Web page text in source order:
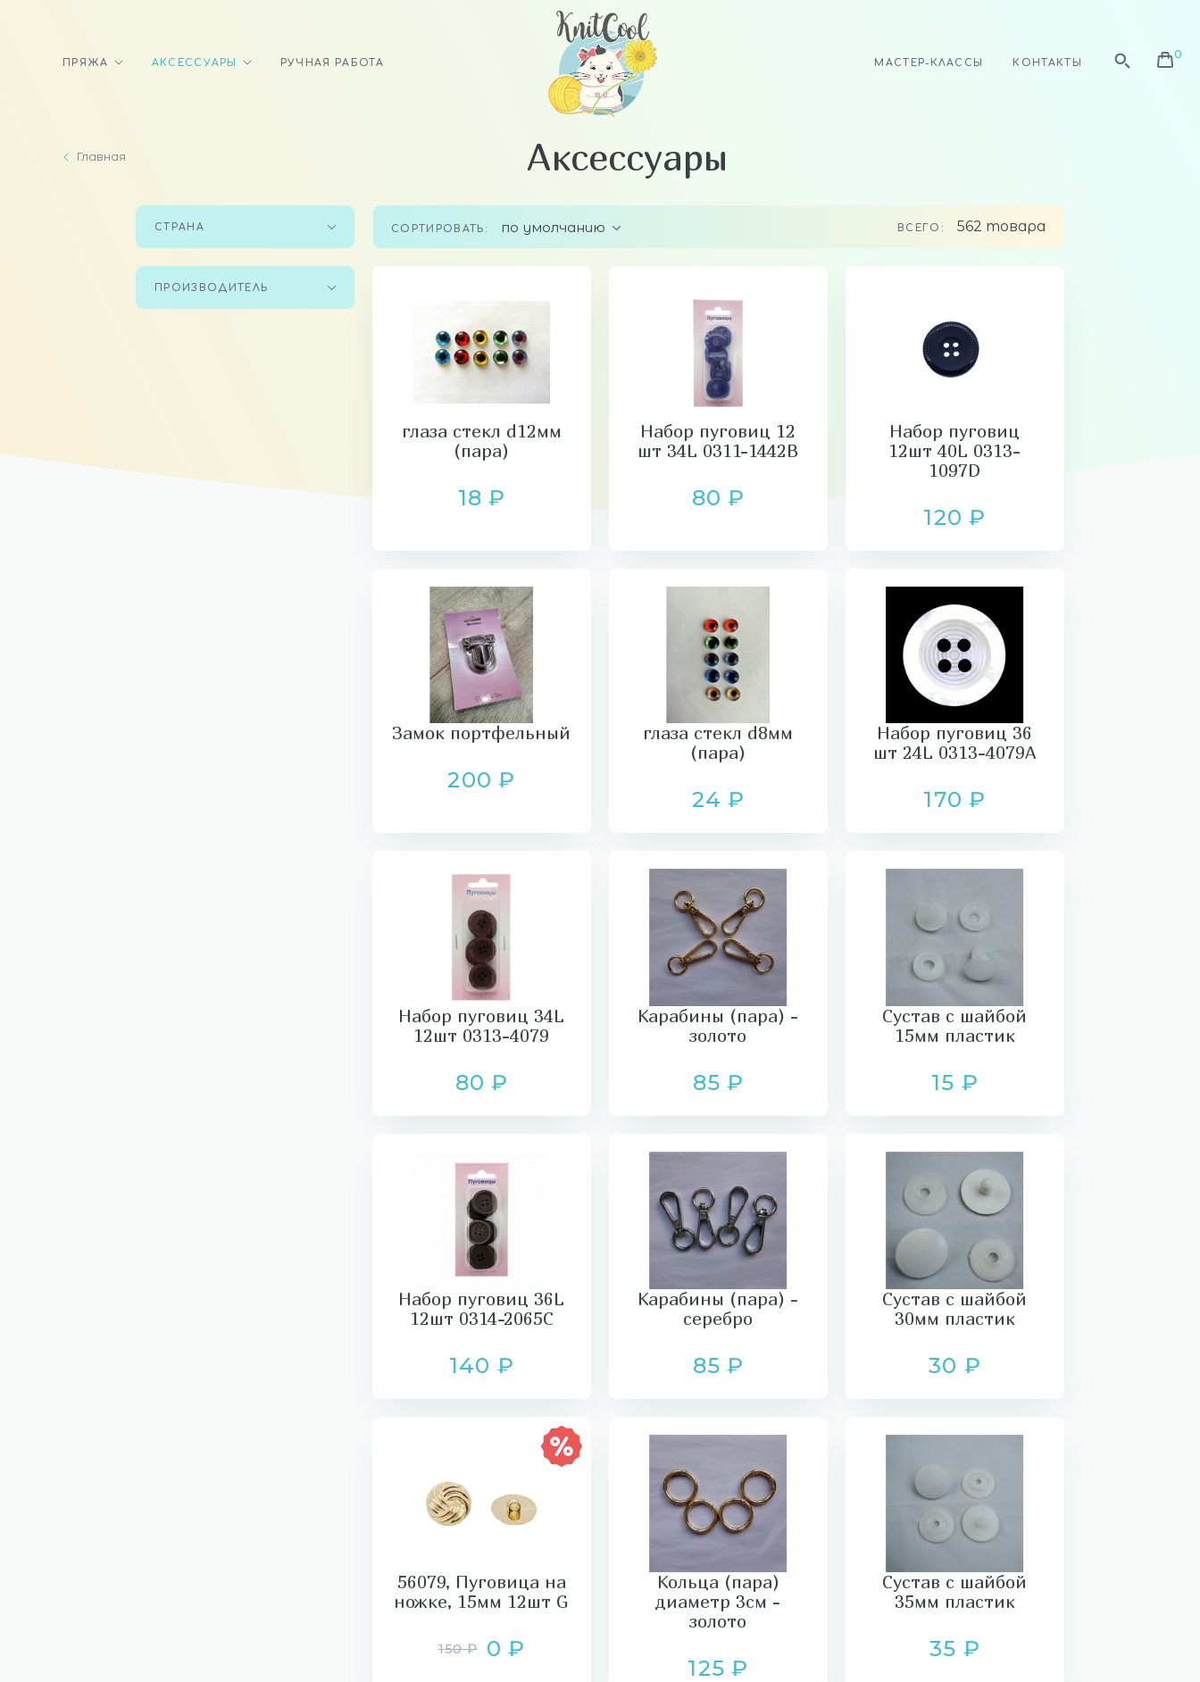
ПРЯЖА АКСЕССУАРЫ РУЧНАЯ РАБОТА МАСТЕР-КЛАССЫ КОНТАКТЫ
Главная Аксессуары
СОРТИРОВАТЬ: по умолчанию ВСЕГО: 562 товара
СТРАНА
ПРОИЗВОДИТЕЛЬ
глаза стекл d12мм
(пара)
18 ₽
Набор пуговиц 12
шт 34L 0311-1442В
80 ₽
Набор пуговиц
12шт 40L 0313-
1097D
120 ₽
Замок портфельный
200 ₽
глаза стекл d8мм
(пара)
24 ₽
Набор пуговиц 36
шт 24L 0313-4079A
170 ₽
Набор пуговиц 34L
12шт 0313-4079
80 ₽
Карабины (пара) -
золото
85 ₽
Сустав с шайбой
15мм пластик
15 ₽
Набор пуговиц 36L
12шт 0314-2065С
140 ₽
Карабины (пара) -
серебро
85 ₽
Сустав с шайбой
30мм пластик
30 ₽
56079, Пуговица на
ножке, 15мм 12шт G
150 ₽ 0 ₽
Кольца (пара)
диаметр 3см -
золото
125 ₽
Сустав с шайбой
35мм пластик
35 ₽